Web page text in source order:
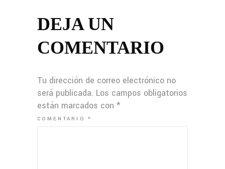
DEJA UN
COMENTARIO
Tu dirección de correo electrónico no
será publicada. Los campos obligatorios
están marcados con *
COMENTARIO*